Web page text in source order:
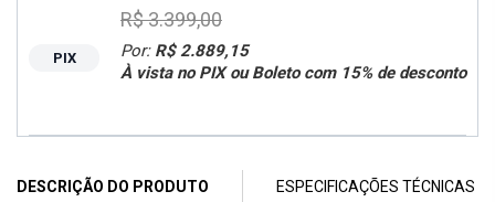
PIX Por: R$ 2.889,15
À vista no PIX ou Boleto com 15% de desconto
R$ 3.399,00
DESCRIÇÃO DO PRODUTO ESPECIFICAÇÕES TÉCNICAS